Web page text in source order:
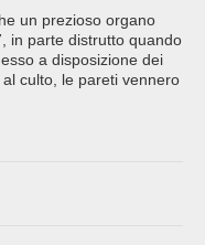
un prezioso organo
in parte distrutto quando
a disposizione dei
culto, le pareti vennero